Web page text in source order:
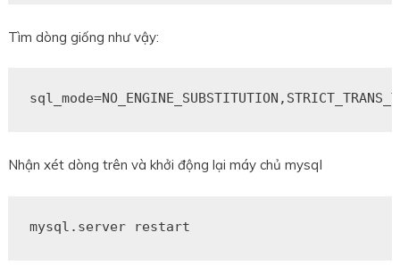
Tìm dòng giống như vậy:
sql_mode=NO_ENGINE_SUBSTITUTION ,
Nhận xét dòng trên và khởi động lại máy chủ mysql
mysql . server restart